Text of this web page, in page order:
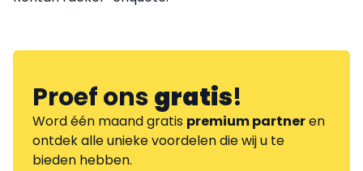
Proef onsgratis!
Word één maand gratis premium partneren
ontdek alle unieke voordelen die wij u te
bieden hebben.